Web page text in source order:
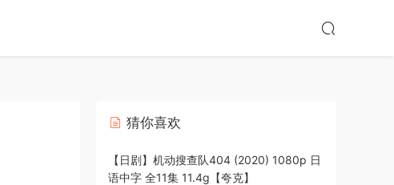
猜你喜欢
【日剧】机动搜查队404 (2020) 1080p 日
语中字 全11集 11.4g【夸克】